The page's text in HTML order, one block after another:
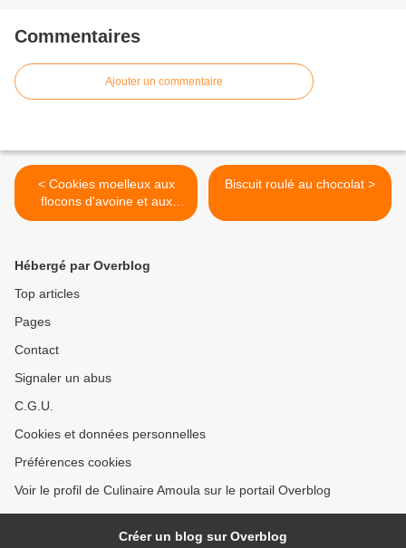
Commentaires
Ajouter un commentaire
< Cookies moelleux aux
flocons d'avoine et aux
pommes
Biscuit roulé au chocolat >
Hébergé par Overblog
Top articles
Pages
Contact
Signaler un abus
C.G.U.
Cookies et données personnelles
Préférences cookies
Voir le profil de Culinaire Amoula sur le portail Overblog
Créer un blog sur Overblog